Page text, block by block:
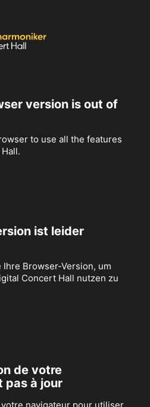
version is out of
to use all the features
ist leider
Browser-Version, um
Concert Hall nutzen zu
de votre
pas à jour